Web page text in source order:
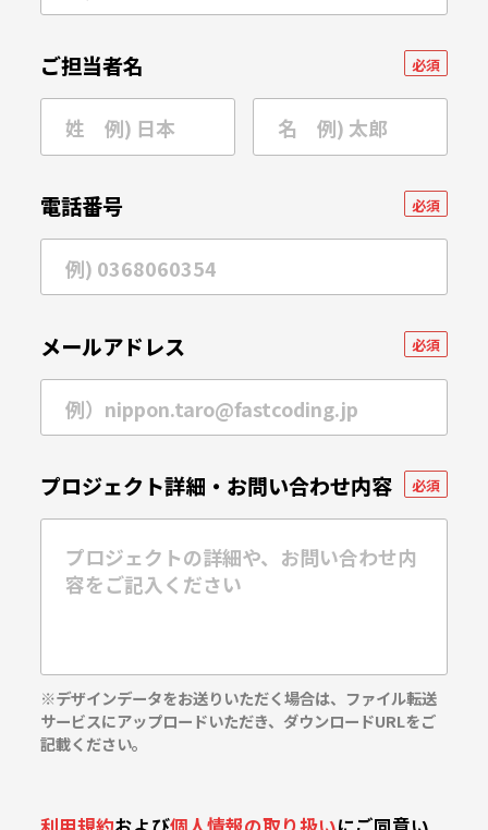
ご担当者名 必須
電話番号 必須
メールアドレス 必須
プロジェクト詳細・ お問い合わせ内容 必須
※デザインデータをお送りいただく場合は、ファイル転送
サービスにアップロードいただき、ダウンロードURLをご
記載ください。